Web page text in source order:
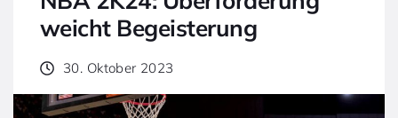
weicht Begeisterung
30. Oktober 2023